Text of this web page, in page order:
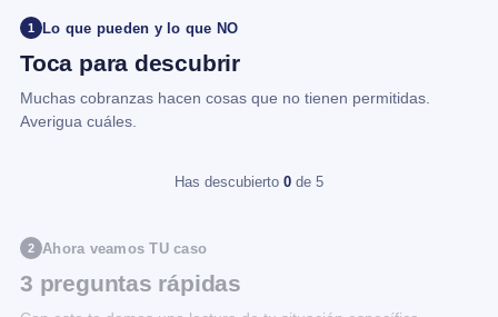
1 Lo que pueden y lo que NO
Toca para descubrir
Muchas cobranzas hacen cosas que no tienen permitidas.
Averigua cuáles.
Has descubierto 0 de 5
2 Ahora veamos TU caso
3 preguntas rápidas